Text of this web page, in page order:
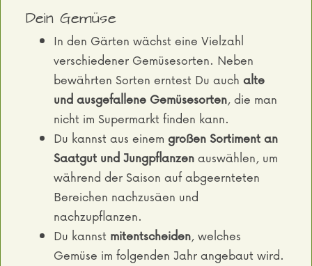
Dein Gemüse
In den Gärten wächst eine Vielzahl
verschiedener Gemüsesorten. Neben
bewährten Sorten erntest Du auch alte
und ausgefallene Gemüsesorten, die man
nicht im Supermarkt finden kann.
Du kannst aus einem großen Sortiment an
Saatgut und Jungpflanzenauswählen, um
während der Saison auf abgeernteten
Bereichen nachzusäen und
nachzupflanzen.
Du kannst mitentscheiden, welches
Gemüse im folgenden Jahr angebaut wird.